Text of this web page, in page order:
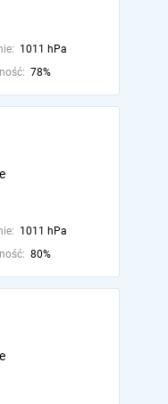
1011 hPa
78%
1011 hPa
80%